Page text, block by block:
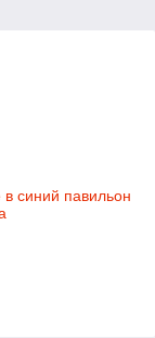
синий павильон